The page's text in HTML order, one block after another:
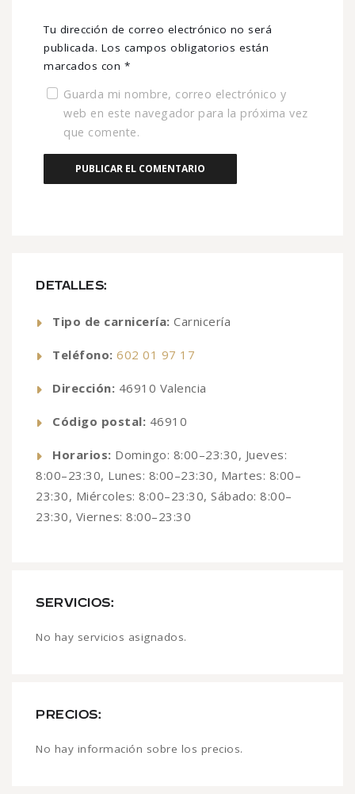
DETALLES:
Tipo de carnicería: Carnicería
Teléfono: 602 01 97 17
Dirección: 46910 Valencia
Código postal: 46910
Horarios: Domingo: 8:00–23:30, Jueves:
8:00–23:30, Lunes: 8:00–23:30, Martes: 8:00–
23:30, Miércoles: 8:00–23:30, Sábado: 8:00–
23:30, Viernes: 8:00–23:30
SERVICIOS:
No hay servicios asignados.
PRECIOS:
No hay información sobre los precios.
Tu dirección de correo electrónico no será
publicada. Los campos obligatorios están
marcados con *
Guarda mi nombre, correo electrónico y
web en este navegador para la próxima vez
que comente.